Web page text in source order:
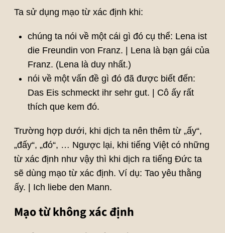
Ta sử dụng mạo từ xác định khi:
chúng ta nói về một cái gì đó cụ thể: Lena ist
die Freundin von Franz. | Lena là bạn gái của
Franz. (Lena là duy nhất.)
nói về một vấn đề gì đó đã được biết đến:
Das Eis schmeckt ihr sehr gut. | Cô ấy rất
thích que kem đó.
Trường hợp dưới, khi dịch ta nên thêm từ „ấy“,
„đấy“, „đó“, … Ngược lại, khi tiếng Việt có những
từ xác định như vậy thì khi dịch ra tiếng Đức ta
sẽ dùng mạo từ xác định. Ví dụ: Tao yêu thằng
ấy. | Ich liebe den Mann.
Mạo từ không xác định